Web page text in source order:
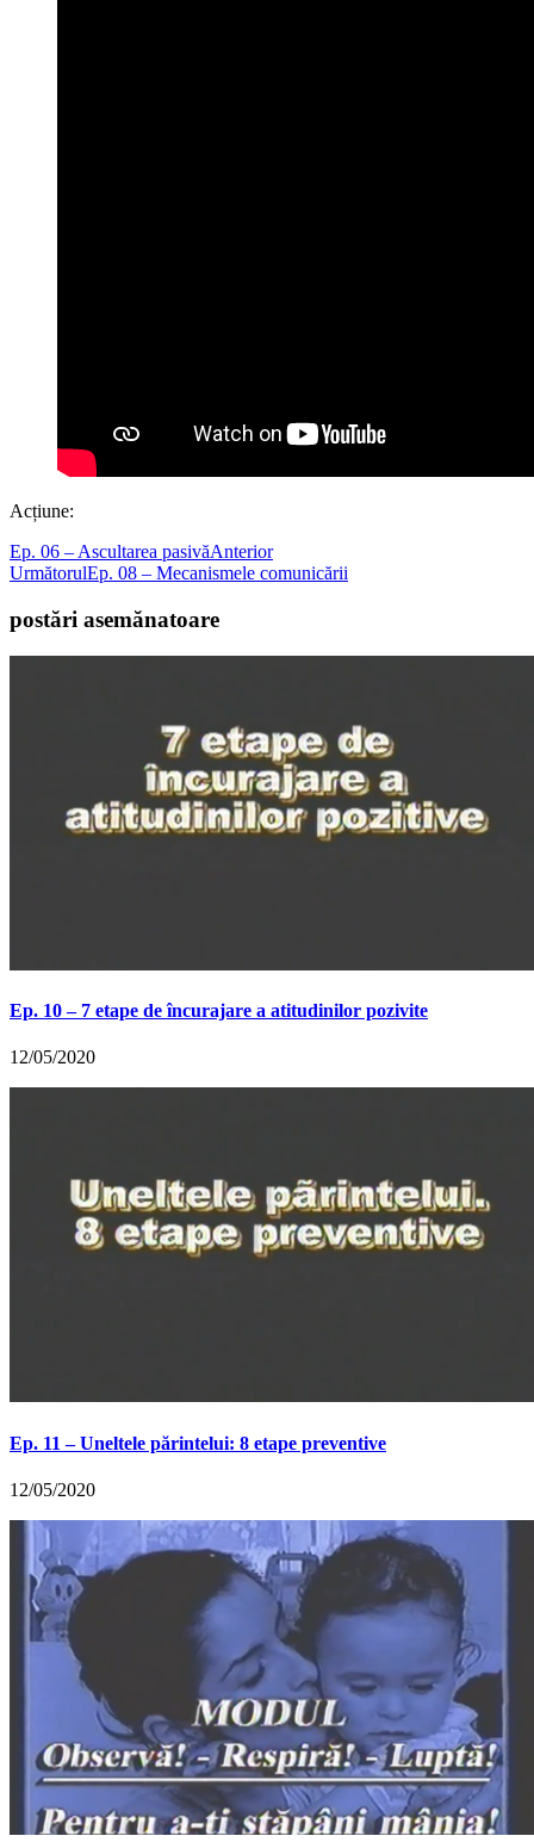
Acțiune:
Ep. 06 – Ascultarea pasivăAnterior
UrmătorulEp. 08 – Mecanismele comunicării
postări asemănatoare
Ep. 10 – 7 etape de încurajare a atitudinilor pozivite
12/05/2020
Ep. 11 – Uneltele părintelui: 8 etape preventive
12/05/2020